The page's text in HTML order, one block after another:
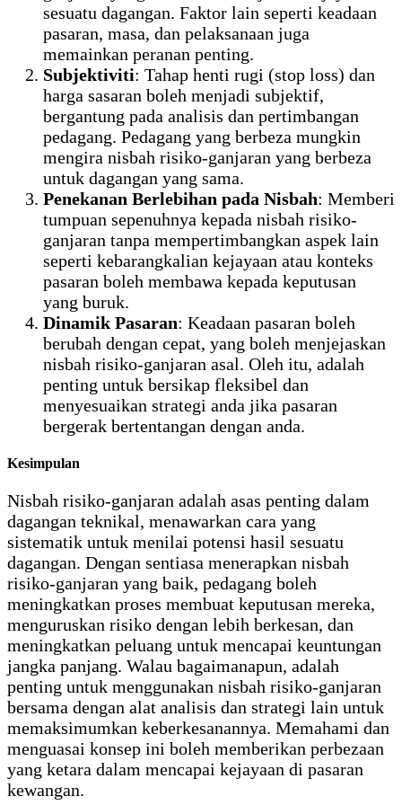
sesuatu dagangan. Faktor lain seperti keadaan
pasaran, masa, dan pelaksanaan juga
memainkan peranan penting.
Subjektiviti: Tahap henti rugi (stop loss) dan
harga sasaran boleh menjadi subjektif,
bergantung pada analisis dan pertimbangan
pedagang. Pedagang yang berbeza mungkin
mengira nisbah risiko-ganjaran yang berbeza
untuk dagangan yang sama.
Penekanan Berlebihan pada Nisbah: Memberi
tumpuan sepenuhnya kepada nisbah risiko-
ganjaran tanpa mempertimbangkan aspek lain
seperti kebarangkalian kejayaan atau konteks
pasaran boleh membawa kepada keputusan
yang buruk.
Dinamik Pasaran: Keadaan pasaran boleh
berubah dengan cepat, yang boleh menjejaskan
nisbah risiko-ganjaran asal. Oleh itu, adalah
penting untuk bersikap fleksibel dan
menyesuaikan strategi anda jika pasaran
bergerak bertentangan dengan anda.
Kesimpulan
Nisbah risiko-ganjaran adalah asas penting dalam
dagangan teknikal, menawarkan cara yang
sistematik untuk menilai potensi hasil sesuatu
dagangan. Dengan sentiasa menerapkan nisbah
risiko-ganjaran yang baik, pedagang boleh
meningkatkan proses membuat keputusan mereka,
menguruskan risiko dengan lebih berkesan, dan
meningkatkan peluang untuk mencapai keuntungan
jangka panjang. Walau bagaimanapun, adalah
penting untuk menggunakan nisbah risiko-ganjaran
bersama dengan alat analisis dan strategi lain untuk
memaksimumkan keberkesanannya. Memahami dan
menguasai konsep ini boleh memberikan perbezaan
yang ketara dalam mencapai kejayaan di pasaran
kewangan.